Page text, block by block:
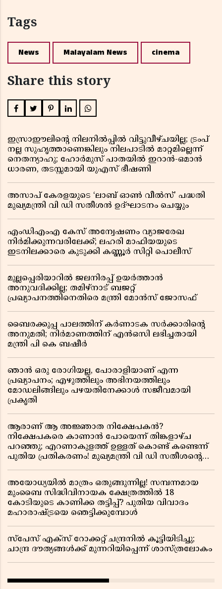
Tags
News Malayalam News cinema
Share this story
ഇസ്രാഈലിന്റെ നിലനിൽപ്പിൽ വിട്ടുവീഴ്ചയില്ല; ട്രംപ്
നല്ല സുഹൃത്താണെങ്കിലും നിലപാടിൽ മാറ്റമില്ലെന്ന്
നെതന്യാഹു; ഹോർമുസ് പാതയിൽ ഇറാൻ-ഒമാൻ
ധാരണ, തടസ്സമായി യുഎസ് ഭീഷണി
അസാപ് കേരളയുടെ ‘ലാബ് ഓൺ വീൽസ്’ പദ്ധതി
മുഖ്യമന്ത്രി വി ഡി സതീശൻ ഉദ്ഘാടനം ചെയ്യും
എംഡിഎംഎ കേസ് അന്വേഷണം വ്യാജരേഖ
നിർമിക്കുന്നവരിലേക്ക്; ലഹരി മാഫിയയുടെ
ഇടനിലക്കാരെ കുടുക്കി കണ്ണൂർ സിറ്റി പൊലീസ്
മുല്ലപ്പെരിയാറിൽ ജലനിരപ്പ് ഉയർത്താൻ
അനുവദിക്കില്ല; തമിഴ്നാട് ബജറ്റ്
പ്രഖ്യാപനത്തിനെതിരെ മന്ത്രി മോൻസ് ജോസഫ്
ബൈരക്കുപ്പ പാലത്തിന് കർണാടക സർക്കാരിൻ്റെ
അനുമതി; നിർമാണത്തിന് എൻഒസി ലഭിച്ചതായി
മന്ത്രി പി കെ ബഷീർ
ഞാൻ ഒരു രോഗിയല്ല, പോരാളിയാണ് എന്ന
പ്രഖ്യാപനം; എഴുത്തിലും അഭിനയത്തിലും
മോഡലിങ്ങിലും പഴയതിനേക്കാൾ സജീവമായി
പ്രകൃതി
ആരാണ് ആ അജ്ഞാത നിക്ഷേപകൻ?
നിക്ഷേപകരെ കാണാൻ പോയെന്ന് തിങ്കളാഴ്ച
പറഞ്ഞു; എറണാകുളത്ത് ഉള്ളത് കൊണ്ട് കണ്ടെന്ന്
പുതിയ പ്രതികരണം! മുഖ്യമന്ത്രി വി ഡി സതീശന്റെ
അയോധ്യയിൽ മാത്രം ഒതുങ്ങുന്നില്ല! സമ്പന്നമായ
മുംബൈ സിദ്ധിവിനായക ക്ഷേത്രത്തിൽ 18
കോടിയുടെ കാണിക്ക തട്ടിപ്പ്? പുതിയ വിവാദം
മഹാരാഷ്ട്രയെ ഞെട്ടിക്കുമ്പോൾ
സ്പേസ് എക്സ് റോക്കറ്റ് ചന്ദ്രനിൽ കൂട്ടിയിടിച്ചു;
ചാന്ദ്ര ദൗത്യങ്ങൾക്ക് മുന്നറിയിപ്പെന്ന് ശാസ്ത്രലോകം ​​​​​​​